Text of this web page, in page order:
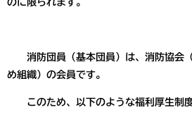
のに限られます。
消防団員（基本団員）は、消防協会（
め組織）の会員です。
このため、以下のような福利厚生制度